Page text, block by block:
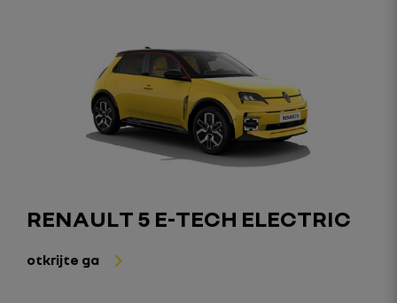
RENAULT 5 E-TECH ELECTRIC
otkrijte ga